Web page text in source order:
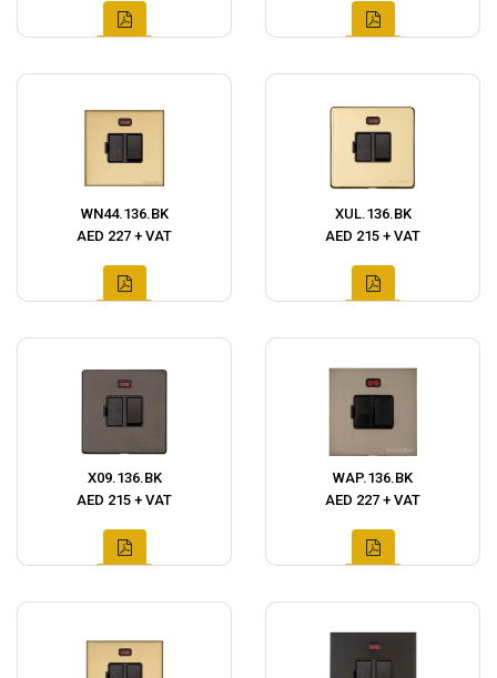
WN44.136.BK
AED 227 + VAT
XUL.136.BK
AED 215 + VAT
X09.136.BK
AED 215 + VAT
WAP.136.BK
AED 227 + VAT